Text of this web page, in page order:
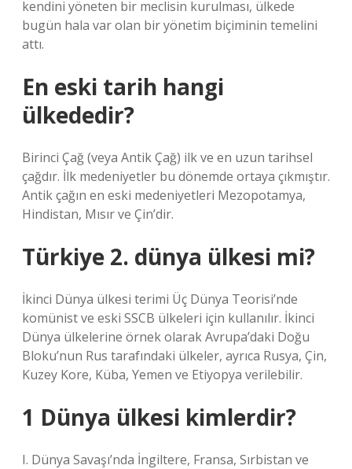
kendini yöneten bir meclisin kurulması, ülkede
bugün hala var olan bir yönetim biçiminin temelini
attı.
En eski tarih hangi
ülkededir?
Birinci Çağ (veya Antik Çağ) ilk ve en uzun tarihsel
çağdır. İlk medeniyetler bu dönemde ortaya çıkmıştır.
Antik çağın en eski medeniyetleri Mezopotamya,
Hindistan, Mısır ve Çin’dir.
Türkiye 2. dünya ülkesi mi?
İkinci Dünya ülkesi terimi Üç Dünya Teorisi’nde
komünist ve eski SSCB ülkeleri için kullanılır. İkinci
Dünya ülkelerine örnek olarak Avrupa’daki Doğu
Bloku’nun Rus tarafındaki ülkeler, ayrıca Rusya, Çin,
Kuzey Kore, Küba, Yemen ve Etiyopya verilebilir.
1 Dünya ülkesi kimlerdir?
I. Dünya Savaşı’nda İngiltere, Fransa, Sırbistan ve